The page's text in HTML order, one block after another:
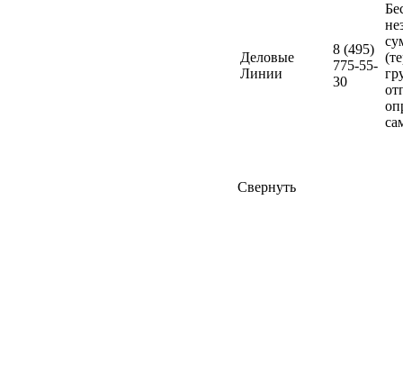
Деловые
Линии
8 (495)
775-55-
30
Свернуть